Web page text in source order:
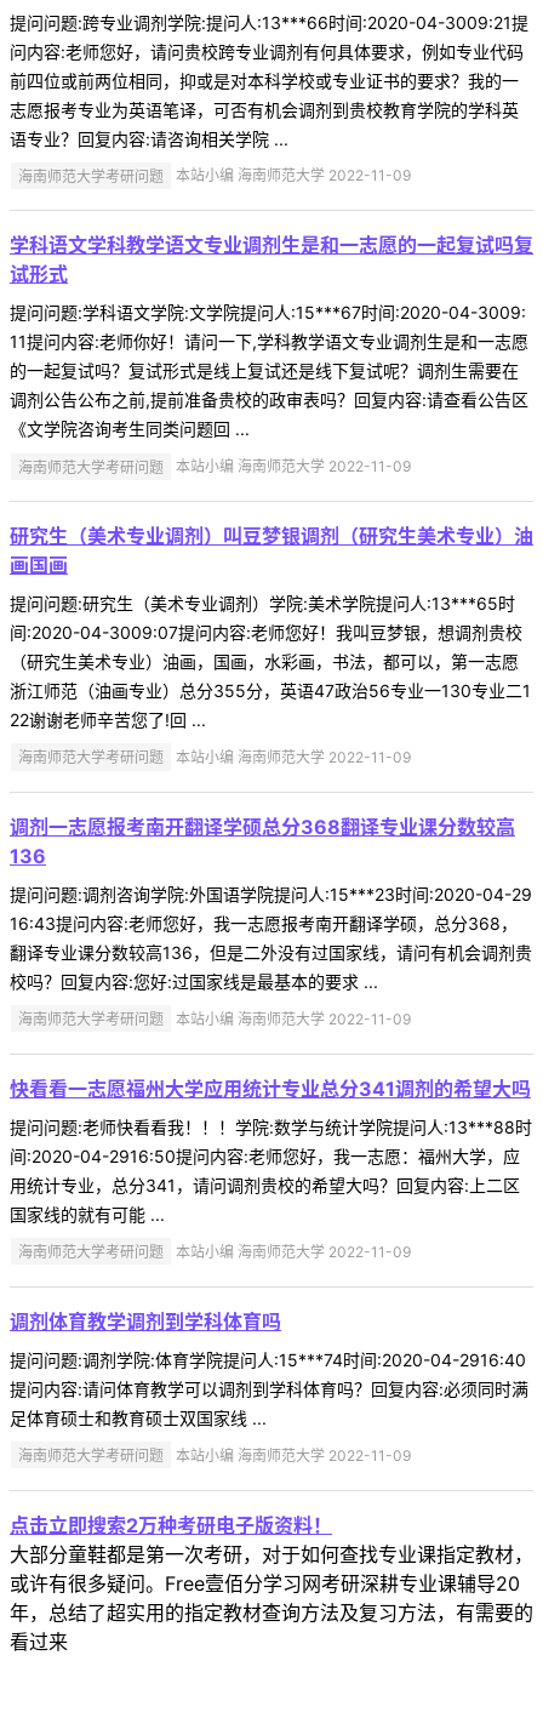
提问问题:跨专业调剂学院:提问人:13***66时间:2020-04-3009:21提
问内容:老师您好，请问贵校跨专业调剂有何具体要求，例如专业代码
前四位或前两位相同，抑或是对本科学校或专业证书的要求？我的一
志愿报考专业为英语笔译，可否有机会调剂到贵校教育学院的学科英
语专业？回复内容:请咨询相关学院 ...
海南师范大学考研问题 本站小编 海南师范大学 2022-11-09
学科语文学科教学语文专业调剂生是和一志愿的一起复试吗复
试形式
提问问题:学科语文学院:文学院提问人:15***67时间:2020-04-3009:
11提问内容:老师你好！请问一下,学科教学语文专业调剂生是和一志愿
的一起复试吗？复试形式是线上复试还是线下复试呢？调剂生需要在
调剂公告公布之前,提前准备贵校的政审表吗？回复内容:请查看公告区
《文学院咨询考生同类问题回 ...
海南师范大学考研问题 本站小编 海南师范大学 2022-11-09
研究生（美术专业调剂）叫豆梦银调剂（研究生美术专业）油
画国画
提问问题:研究生（美术专业调剂）学院:美术学院提问人:13***65时
间:2020-04-3009:07提问内容:老师您好！我叫豆梦银，想调剂贵校
（研究生美术专业）油画，国画，水彩画，书法，都可以，第一志愿
浙江师范（油画专业）总分355分，英语47政治56专业一130专业二1
22谢谢老师辛苦您了!回 ...
海南师范大学考研问题 本站小编 海南师范大学 2022-11-09
调剂一志愿报考南开翻译学硕总分368翻译专业课分数较高
136
提问问题:调剂咨询学院:外国语学院提问人:15***23时间:2020-04-29
16:43提问内容:老师您好，我一志愿报考南开翻译学硕，总分368，
翻译专业课分数较高136，但是二外没有过国家线，请问有机会调剂贵
校吗？回复内容:您好:过国家线是最基本的要求 ...
海南师范大学考研问题 本站小编 海南师范大学 2022-11-09
快看看一志愿福州大学应用统计专业总分341调剂的希望大吗
提问问题:老师快看看我！！！学院:数学与统计学院提问人:13***88时
间:2020-04-2916:50提问内容:老师您好，我一志愿：福州大学，应
用统计专业，总分341，请问调剂贵校的希望大吗？回复内容:上二区
国家线的就有可能 ...
海南师范大学考研问题 本站小编 海南师范大学 2022-11-09
调剂体育教学调剂到学科体育吗
提问问题:调剂学院:体育学院提问人:15***74时间:2020-04-2916:40
提问内容:请问体育教学可以调剂到学科体育吗？回复内容:必须同时满
足体育硕士和教育硕士双国家线 ...
海南师范大学考研问题 本站小编 海南师范大学 2022-11-09
点击立即搜索2万种考研电子版资料！
大部分童鞋都是第一次考研，对于如何查找专业课指定教材，
或许有很多疑问。Free壹佰分学习网考研深耕专业课辅导20
年，总结了超实用的指定教材查询方法及复习方法，有需要的
看过来